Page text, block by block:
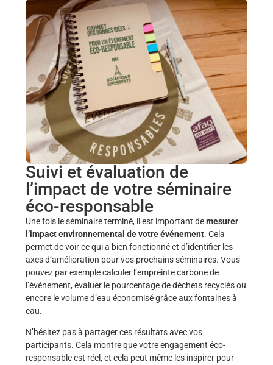
Suivi et évaluation de
l’impact de votre séminaire
éco-responsable
Une fois le séminaire terminé, il est important demesurer
l’impact environnemental de votre événement. Cela
permet de voir ce qui a bien fonctionné et d’identifier les
axes d’amélioration pour vos prochains séminaires. Vous
pouvez par exemple calculer l’empreinte carbone de
l’événement, évaluer le pourcentage de déchets recyclés ou
encore le volume d’eau économisé grâce aux fontaines à
eau.
N’hésitez pas à partager ces résultats avec vos
participants. Cela montre que votre engagement éco-
responsable est réel, et cela peut même les inspirer pour